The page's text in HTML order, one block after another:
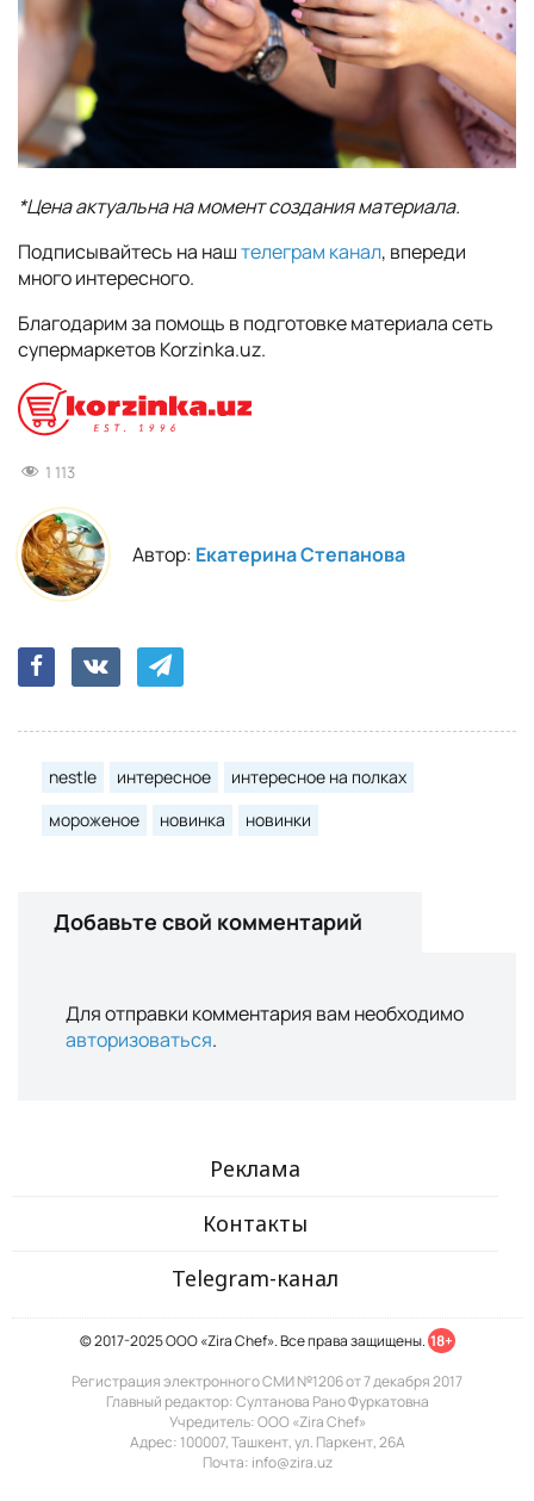
*Цена актуальна на момент создания материала.
Подписывайтесь на наштелеграм канал, впереди
много интересного.
Благодарим за помощь в подготовке материала сеть
супермаркетов Korzinka.uz.
1 113
Автор: Екатерина Степанова
nestle интересное
интересное на полках
мороженое
новинка новинки
Добавьте свой комментарий
Для отправки комментария вам необходимо
авторизоваться.
Реклама
Контакты
Telegram-канал
© 2017-2025 ООО «Zira Chef». Все права защищены. 18+
Регистрация электронного СМИ №1206 от 7 декабря 2017
Главный редактор: Султанова Рано Фуркатовна
Учредитель: ООО «Zira Chef»
Адрес: 100007, Ташкент, ул. Паркент, 26А
Почта: info@zira.uz